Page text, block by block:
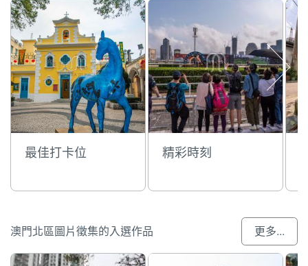
最佳打卡位 精彩時刻
澳門北區圖片徵集的入選作品 更多...